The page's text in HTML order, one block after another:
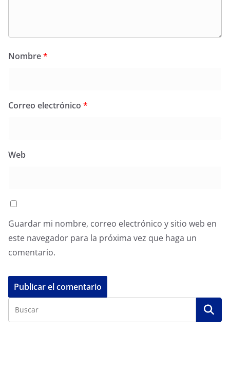
Nombre*
Correo electrónico *
Web
Guardar mi nombre, correo electrónico y sitio web en
este navegador para la próxima vez que haga un
comentario.